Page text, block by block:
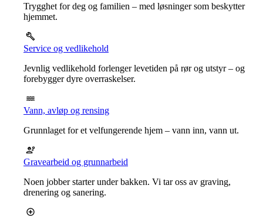
Trygghet for deg og familien – med løsninger som beskytter
hjemmet.
Service og vedlikehold
Jevnlig vedlikehold forlenger levetiden på rør og utstyr – og
forebygger dyre overraskelser.
Vann, avløp og rensing
Grunnlaget for et velfungerende hjem – vann inn, vann ut.
Gravearbeid og grunnarbeid
Noen jobber starter under bakken. Vi tar oss av graving,
drenering og sanering.